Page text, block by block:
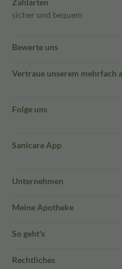
Zahlarten
sicher und bequem
Bewerte uns
Vertraue unserem mehrfach
Folge uns
Sanicare App
Unternehmen
Meine Apotheke
So geht's
Rechtliches